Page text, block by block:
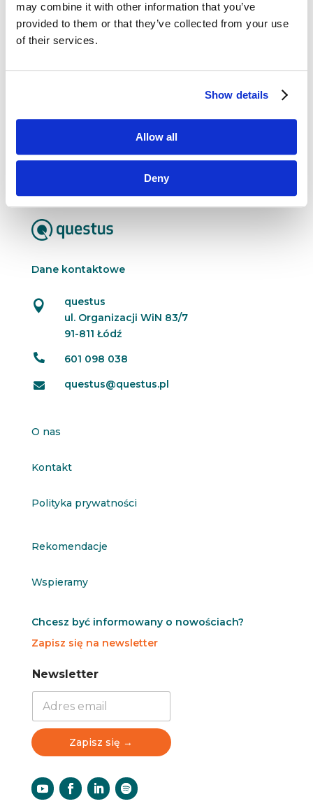
may combine it with other information that you’ve
provided to them or that they’ve collected from your use
of their services.
Show details
Allow all
Deny
Badania behawioralne, storytelling i old-
school e-mail – przegląd blogosfery
marketingowej #1
magazynu Wired i autor książki „The Inevitable” –
każdego roku powstaje 8 mln utworów, 2 mln
książek, 16 tys. filmów, 30 mld postów na blogach
człowiek nie jest w stanie przejrzeć...
Dane kontaktowe

questus
ul. Organizacji WiN 83/7
91-811 Łódź
 601 098 038
 questus@questus.pl
O nas
Kontakt
Polityka prywatności
Rekomendacje
Wspieramy
Chcesz być informowany o nowościach?
Zapisz się na newsletter
N
e
t
e
r
N
e
t
e
r
Newsletter
Zapisz się →